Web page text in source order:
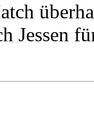
Jessen